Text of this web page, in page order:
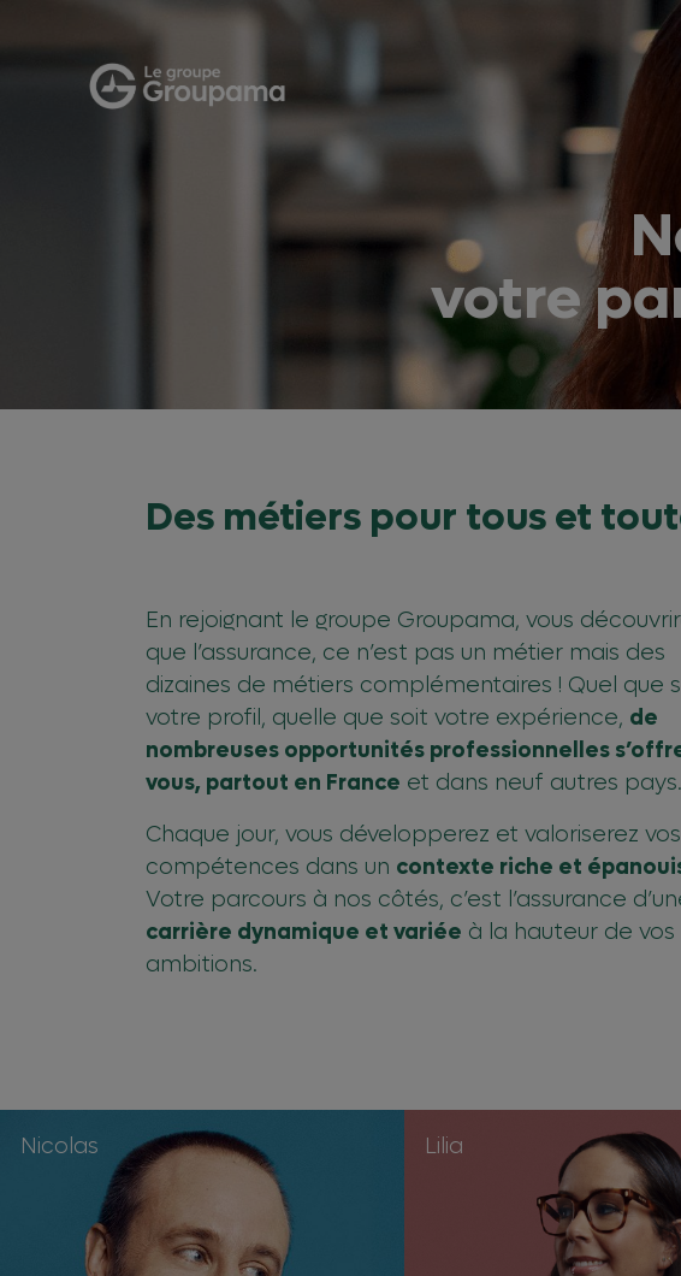
votre
Des métiers pour tous et
En rejoignant le groupe Groupama, vous
que l’assurance, ce n’est pas un métier mais des
dizaines de métiers complémentaires ! Quel que
votre profil, quelle que soit votre expérience, de
nombreuses opportunités professionnelles
vous, partout en France et dans neuf autres pays.
Chaque jour, vous développerez et valoriserez vos
compétences dans un contexte riche et
Votre parcours à nos côtés, c’est l’assurance
carrière dynamique et variée à la hauteur de vos
ambitions.
Nicolas Lilia